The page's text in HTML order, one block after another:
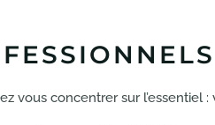
vous concentrer sur l’essentiel :